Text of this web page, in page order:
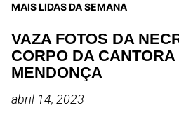
MAIS LIDAS DA SEMANA
VAZA FOTOS DA
CORPO DA
MENDONÇA
abril 14, 2023